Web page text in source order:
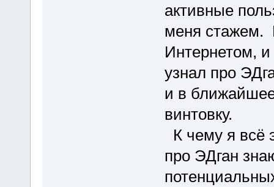
активные
меня стажем.
Интернетом, и
узнал про
и в ближайшее
винтовку.
К чему я всё
про ЭДган